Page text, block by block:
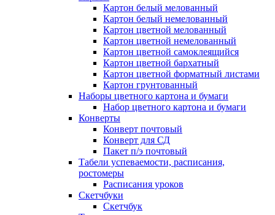
Картон белый мелованный
Картон белый немелованный
Картон цветной мелованный
Картон цветной немелованный
Картон цветной самоклеящийся
Картон цветной бархатный
Картон цветной форматный листами
Картон грунтованный
Наборы цветного картона и бумаги
Набор цветного картона и бумаги
Конверты
Конверт почтовый
Конверт для СД
Пакет п/э почтовый
Табели успеваемости, расписания,
ростомеры
Расписания уроков
Скетчбуки
Скетчбук